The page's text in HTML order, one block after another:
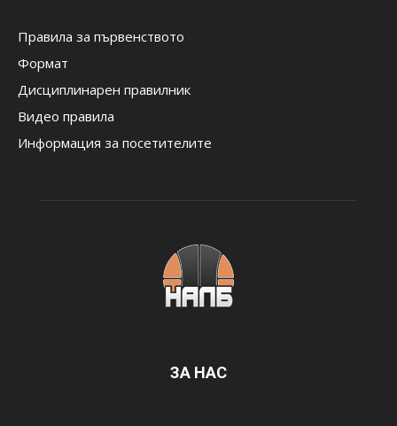
Правила за първенството
Формат
Дисциплинарен правилник
Видео правила
Информация за посетителите
ЗА НАС